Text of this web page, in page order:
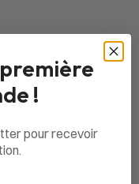
!
pour recevoir